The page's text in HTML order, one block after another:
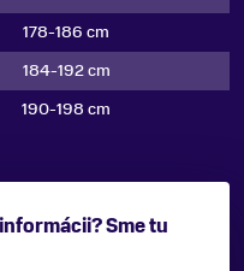
178-186 cm
184-192 cm
190-198 cm
Sme tu